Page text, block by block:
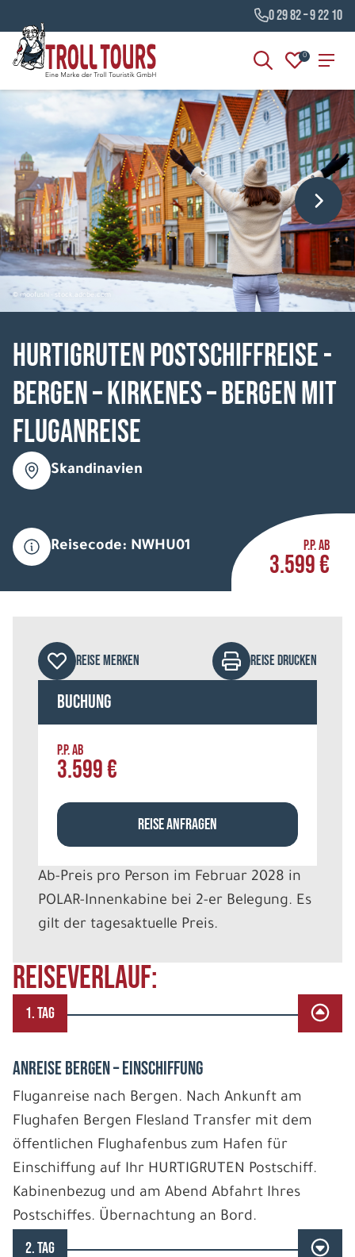
0 29 82 – 9 22 10
0
© moofushi - stock.adobe.com
HURTIGRUTEN Postschiffreise -
Bergen – Kirkenes – Bergen mit
Fluganreise
Skandinavien
Reisecode: NWHU01 P.P. AB
3.599 €
REISEVERLAUF:
1. TAG
Anreise Bergen – Einschiffung
Fluganreise nach Bergen. Nach Ankunft am
Flughafen Bergen Flesland Transfer mit dem
öffentlichen Flughafenbus zum Hafen für
Einschiffung auf Ihr HURTIGRUTEN Postschiff.
Kabinenbezug und am Abend Abfahrt Ihres
Postschiffes. Übernachtung an Bord.
2. TAG
REISE MERKEN REISE DRUCKEN
Buchung
P.P. AB
3.599 €
REISE ANFRAGEN
Ab-Preis pro Person im Februar 2028 in
POLAR-Innenkabine bei 2-er Belegung. Es
gilt der tagesaktuelle Preis.